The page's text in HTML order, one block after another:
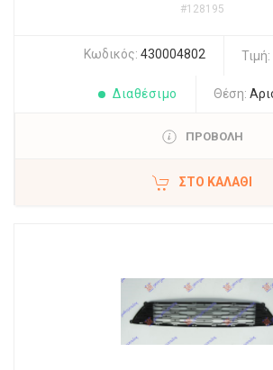
#128195
Κωδικός: 430004802 Τιμή:
Διαθέσιμο Θέση:
ΠΡΟΒΟΛΗ
ΣΤΟ ΚΑΛΆΘΙ